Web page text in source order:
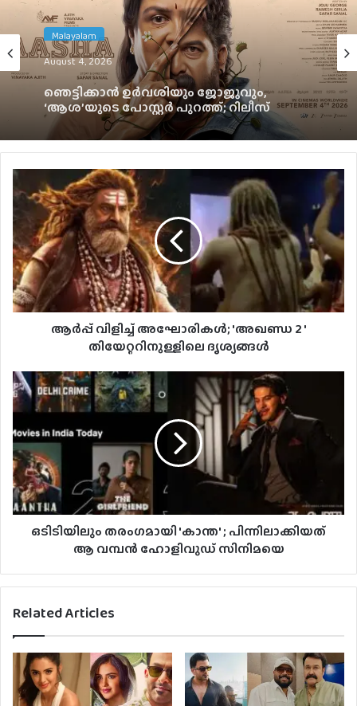
Malayalam
August 4, 2026
ഞെട്ടിക്കാൻ ഉർവശിയും ജോജുവും,
‘ആശ’യുടെ പോസ്റ്റർ പുറത്ത്; റിലീസ്
സെപ്റ്റംബർ 4-ന്
ആര്‍പ്പ് വിളിച്ച് അഘോരികൾ; 'അഖണ്ഡ 2 '
തിയേറ്ററിനുള്ളിലെ ദൃശ്യങ്ങൾ
ഒടിടിയിലും തരംഗമായി 'കാന്ത' ; പിന്നിലാക്കിയത്
ആ വമ്പൻ ഹോളിവുഡ് സിനിമയെ
Related Articles